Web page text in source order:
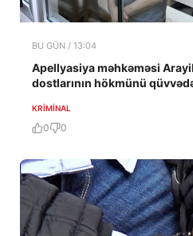
BU GÜN / 13:04
Apellyasiya məhkəməsi
dostlarının hökmünü
KRIMINAL
0 0